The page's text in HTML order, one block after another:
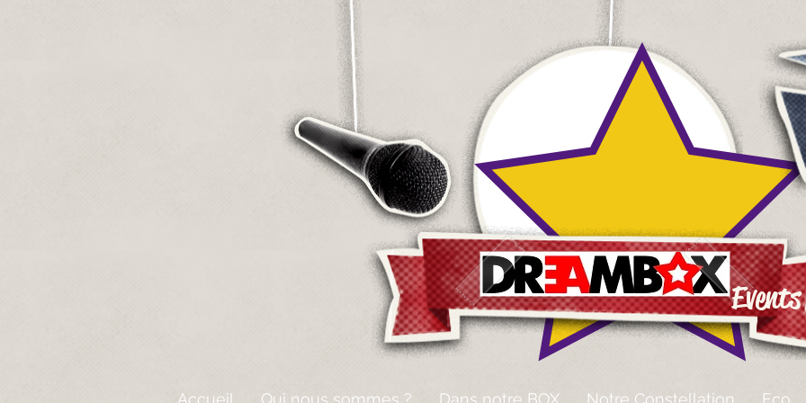
Events
Accueil Qui nous sommes ? Dans notre BOX Notre Constellation Eco